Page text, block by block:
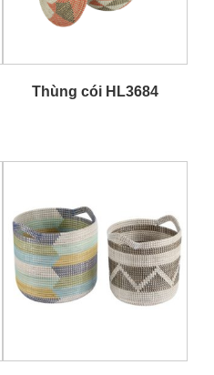
Thùng cói HL3684